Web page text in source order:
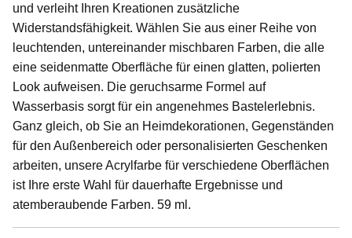
und verleiht Ihren Kreationen zusätzliche
Widerstandsfähigkeit. Wählen Sie aus einer Reihe von
leuchtenden, untereinander mischbaren Farben, die alle
eine seidenmatte Oberfläche für einen glatten, polierten
Look aufweisen. Die geruchsarme Formel auf
Wasserbasis sorgt für ein angenehmes Bastelerlebnis.
Ganz gleich, ob Sie an Heimdekorationen, Gegenständen
für den Außenbereich oder personalisierten Geschenken
arbeiten, unsere Acrylfarbe für verschiedene Oberflächen
ist Ihre erste Wahl für dauerhafte Ergebnisse und
atemberaubende Farben. 59 ml.